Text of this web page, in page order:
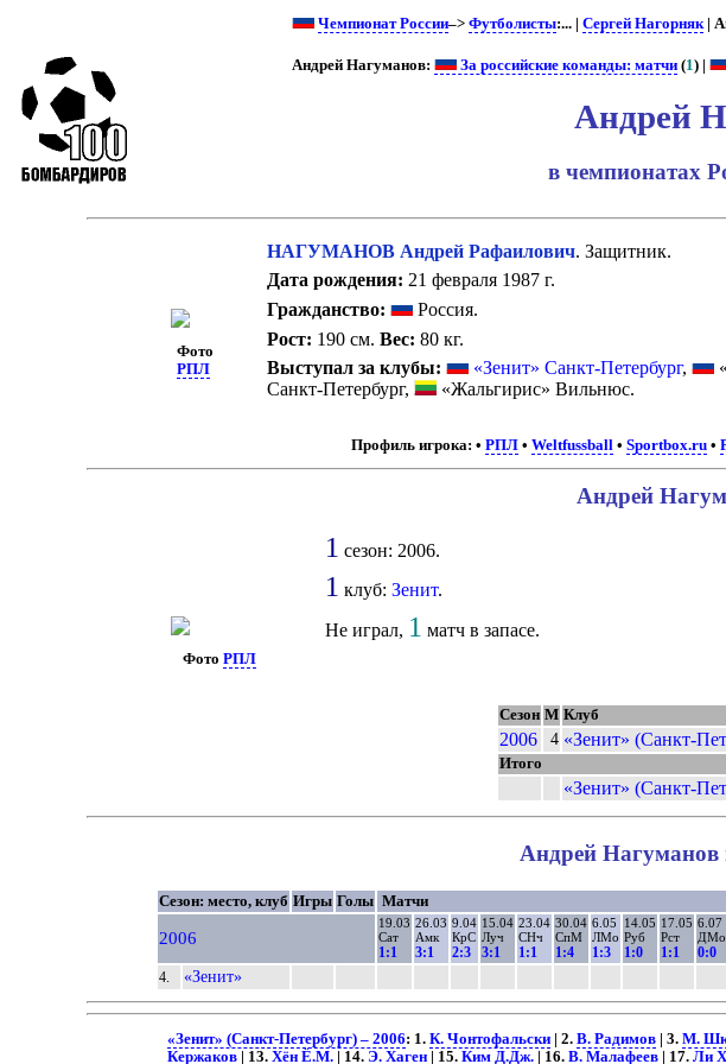
Чемпионат России–>Футболисты:... |Сергей Нагорняк|
Андрей Нагуманов: За российские команды: матчи (1) |
Андрей
в чемпионатах
Фото
РПЛ
НАГУМАНОВ Андрей Рафаилович. Защитник.
Дата рождения: 21 февраля 1987 г.
Гражданство:
Россия.
Рост: 190 см.Вес: 80 кг.
Выступал за клубы:
«Зенит» Санкт-Петербург,
Санкт-Петербург,
«Жальгирис» Вильнюс.
Профиль игрока: • РПЛ• Weltfussball• Sportbox.ru•
Фото РПЛ
Андрей
1 сезон: 2006.
1 клуб: Зенит.
Не играл, 1 матч в запасе.
Сезон М Клуб
2006 4 «Зенит» (Санкт-
Итого
«Зенит» (Санкт-
Андрей Нагуманов
Сезон: место, клуб Игры Голы Матчи
2006
19.03
Сат
1:1
26.03
Амк
3:1
9.04
КрС
2:3
15.04
Луч
3:1
23.04
СНч
1:1
30.04
СпМ
1:4
6.05
ЛМо
1:3
14.05
Руб
1:0
17.05
Рст
1:1
6.07
ДМо
0:0
4. «Зенит»
«Зенит» (Санкт-Петербург) – 2006: 1. К. Чонтофальски| 2. В. Радимов| 3. М.
Кержаков| 13. Хён Ё.М.| 14. Э. Хаген| 15. Ким Д.Дж.| 16. В. Малафеев| 17. Ли